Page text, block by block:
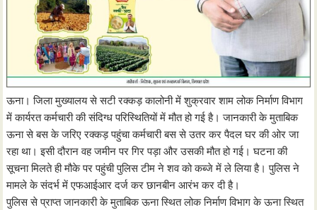
ऊना। जिला मुख्यालय से सटी रक्कड़ कालोनी में शुक्रवार शाम लोक निर्माण विभाग
में कार्यरत कर्मचारी की संदिग्ध परिस्थितियों में मौत हो गई है। जानकारी के मुताबिक
ऊना से बस के जरिए रक्कड़ पहुंचा कर्मचारी बस से उतर कर पैदल घर की ओर जा
रहा था। इसी दौरान वह जमीन पर गिर पड़ा और उसकी मौत हो गई। घटना की
सूचना मिलते ही मौके पर पहुंची पुलिस टीम ने शव को कब्जे में ले लिया है। पुलिस ने
मामले के संदर्भ में एफआईआर दर्ज कर छानबीन आरंभ कर दी है।
पुलिस से प्राप्त जानकारी के मुताबिक ऊना स्थित लोक निर्माण विभाग के ऊना स्थित